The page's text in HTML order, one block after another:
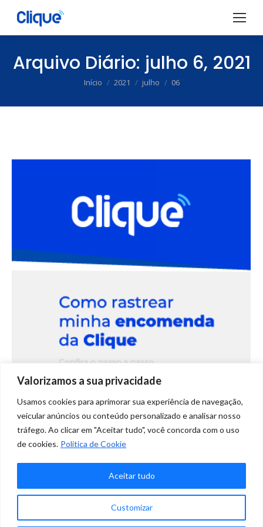
Valorizamos a sua privacidade
Usamos cookies para aprimorar sua experiência de navegação,
veicular anúncios ou conteúdo personalizado e analisar nosso
tráfego. Ao clicar em "Aceitar tudo", você concorda com o uso
de cookies. Politica de Cookie
Customizar
Aceitar tudo
Arquivo Diário: julho 6, 2021
Você está aqui:
Início 2021 julho 06
Saiba como rastrear sua encomenda
Clique Retire!
Saiba como rastrear suas encomendas que chegarão no e-Box
Clique Retire.